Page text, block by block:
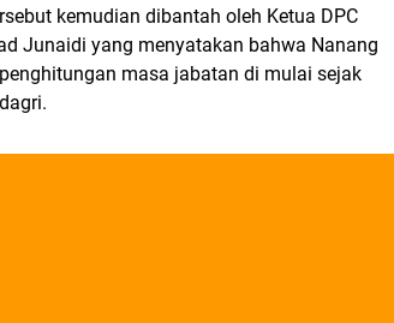
kemudian dibantah oleh Ketua DPC
Junaidi yang menyatakan bahwa Nanang
masa jabatan di mulai sejak